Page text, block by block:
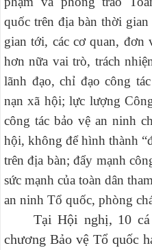
quốc trên địa bàn thời
gian tới, các cơ quan, đơn
hơn nữa vai trò, trách
lãnh đạo, chỉ đạo công
nạn xã hội; lực lượng
công tác bảo vệ an ninh
hội, không để hình thành
trên địa bàn; đẩy mạnh
sức mạnh của toàn dân
an ninh Tổ quốc, phòng
Tại Hội nghị, 10 cá
chương Bảo vệ Tổ quốc